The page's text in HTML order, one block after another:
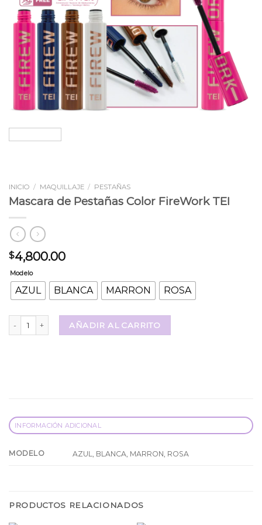
INICIO / MAQUILLAJE / PESTAÑAS
Mascara de Pestañas Color FireWork TEI
$4,800.00
Modelo
AZUL BLANCA MARRON ROSA
Mascara de Pestañas Color FireWork TEI cantidad
AÑADIR AL CARRITO
INFORMACIÓN ADICIONAL
MODELO AZUL, BLANCA, MARRON, ROSA
PRODUCTOS RELACIONADOS